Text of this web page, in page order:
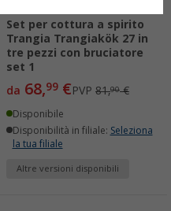
Set per cottura a spirito
Trangia Trangiakök 27 in
tre pezzi con bruciatore
set 1
da 68,99 €PVP 81,90€
Disponibile
Disponibilità in filiale: Seleziona
la tua filiale
Altre versioni disponibili